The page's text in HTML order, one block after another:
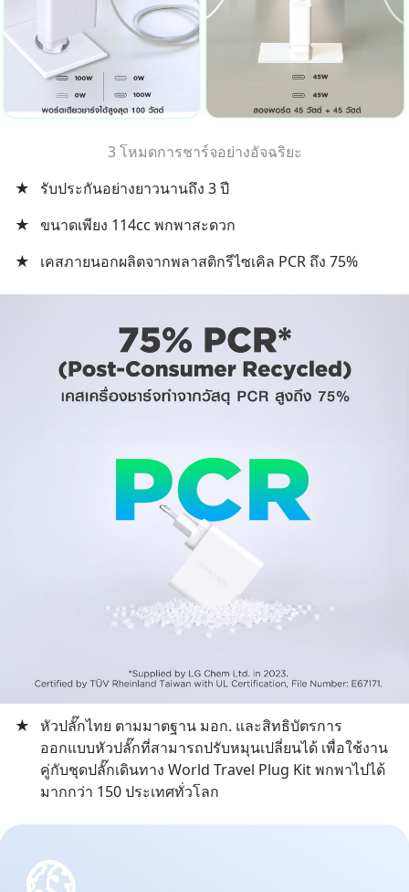
3 โหมดการชาร์จอย่างอัจฉริยะ
★
รับประกันอย่างยาวนานถึง 3 ปี
★ ขนาดเพียง 114cc พกพาสะดวก
★
เคสภายนอกผลิตจากพลาสติกรีไซเคิล PCR ถึง 75%
★ หัวปลั๊กไทย ตามมาตฐาน มอก. และสิทธิบัตรการ
ออกแบบหัวปลั๊กที่สามารถปรับหมุนเปลี่ยนได้ เพื่อใช้งาน
คู่กับชุดปลั๊กเดินทาง World Travel Plug Kit พกพาไปได้
มากกว่า 150 ประเทศทั่วโลก